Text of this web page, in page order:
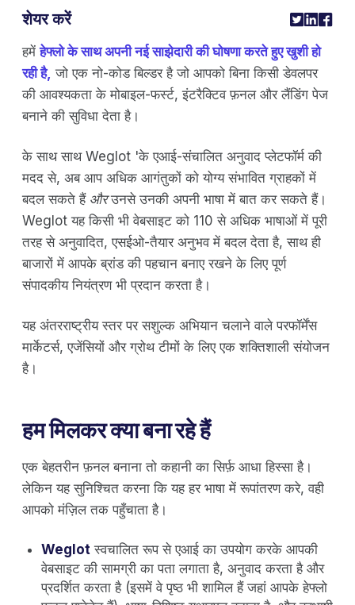
हमेंहेफ्लो के साथ अपनी नई साझेदारी की घोषणा करते हुए खुशी हो
रही है, जो एक नो-कोड बिल्डर है जो आपको बिना किसी डेवलपर
की आवश्यकता के मोबाइल-फर्स्ट, इंटरैक्टिव फ़नल और लैंडिंग पेज
बनाने की सुविधा देता है।
के साथ साथ Weglot 'के एआई-संचालित अनुवाद प्लेटफॉर्म की
मदद से, अब आप अधिक आगंतुकों को योग्य संभावित ग्राहकों में
बदल सकते हैं औरउनसे उनकी अपनी भाषा में बात कर सकते हैं।
Weglot यह किसी भी वेबसाइट को 110 से अधिक भाषाओं में पूरी
तरह से अनुवादित, एसईओ-तैयार अनुभव में बदल देता है, साथ ही
बाजारों में आपके ब्रांड की पहचान बनाए रखने के लिए पूर्ण
संपादकीय नियंत्रण भी प्रदान करता है।
यह अंतरराष्ट्रीय स्तर पर सशुल्क अभियान चलाने वाले परफॉर्मेंस
मार्केटर्स, एजेंसियों और ग्रोथ टीमों के लिए एक शक्तिशाली संयोजन
है।
हम मिलकर क्या बना रहे हैं
एक बेहतरीन फ़नल बनाना तो कहानी का सिर्फ़ आधा हिस्सा है।
लेकिन यह सुनिश्चित करना कि यह हर भाषा में रूपांतरण करे, वही
आपको मंज़िल तक पहुँचाता है।
Weglot स्वचालित रूप से एआई का उपयोग करके आपकी
वेबसाइट की सामग्री का पता लगाता है, अनुवाद करता है और
प्रदर्शित करता है (इसमें वे पृष्ठ भी शामिल हैं जहां आपके हेफ्लो
शेयर करें